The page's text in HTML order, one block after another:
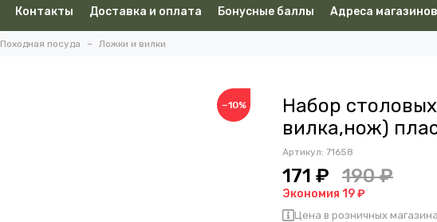
Контакты Доставка и оплата Бонусные баллы Адреса магазинов
Походная посуда Ложки и вилки
−10%
Набор
вилка,нож)
Артикул: 71658
171 ₽ 190 ₽
Экономия 19 ₽
Цена в розничных